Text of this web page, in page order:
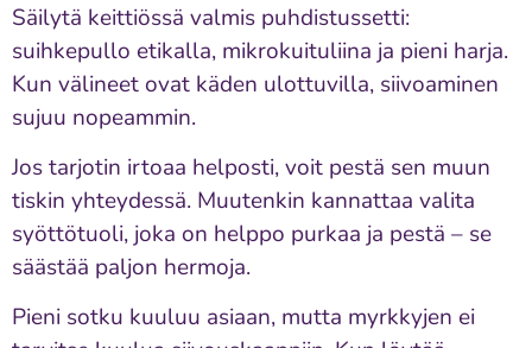
Säilytä keittiössä valmis puhdistussetti:
suihkepullo etikalla, mikrokuituliina ja pieni harja.
Kun välineet ovat käden ulottuvilla, siivoaminen
sujuu nopeammin.
Jos tarjotin irtoaa helposti, voit pestä sen muun
tiskin yhteydessä. Muutenkin kannattaa valita
syöttötuoli, joka on helppo purkaa ja pestä – se
säästää paljon hermoja.
Pieni sotku kuuluu asiaan, mutta myrkkyjen ei